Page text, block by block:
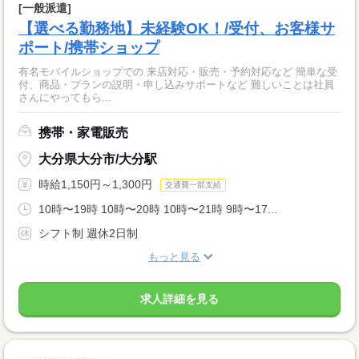
[一般派遣]
【選べる勤務地】未経験OK！/受付、お客様サ
ポート/携帯ショップ
有名モバイルショップでの 来店対応・販売・予約対応など 簡単な受
付、商品・プランの説明・申し込みサポートなど 難しいことは社員
さんにやってもら...
携帯・家電販売
大分県大分市/大分駅
時給1,150円～1,300円 交通費一部支給
10時〜19時 10時〜20時 10時〜21時 9時〜17...
シフト制 週休2日制
もっと見る
求人詳細を見る